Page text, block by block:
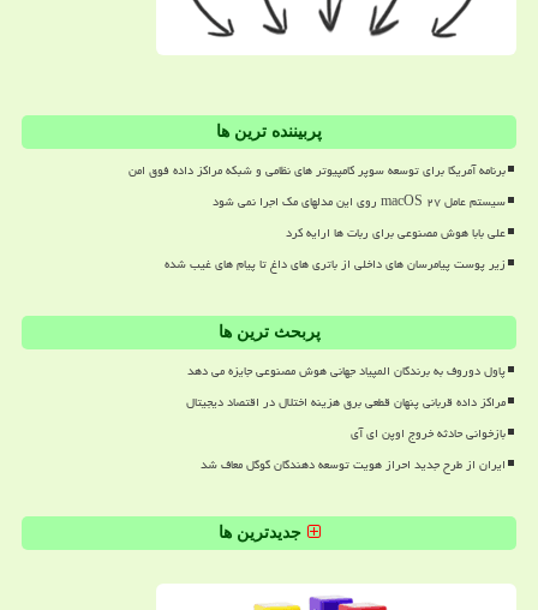
پربیننده ترین ها
برنامه آمریکا برای توسعه سوپر کامپیوتر های نظامی و شبکه مراکز داده فوق امن
سیستم عامل macOS ۲۷ روی این مدلهای مک اجرا نمی شود
علی بابا هوش مصنوعی برای ربات ها ارایه کرد
زیر پوست پیامرسان های داخلی از باتری های داغ تا پیام های غیب شده
پربحث ترین ها
پاول دوروف به برندگان المپیاد جهانی هوش مصنوعی جایزه می دهد
مراکز داده قربانی پنهان قطعی برق هزینه اختلال در اقتصاد دیجیتال
بازخوانی حادثه خروج اوپن ای آی
ایران از طرح جدید احراز هویت توسعه دهندگان گوگل معاف شد
جدیدترین ها